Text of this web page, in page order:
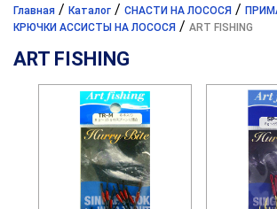
Главная / Каталог / СНАСТИ НА ЛОСОСЯ /
КРЮЧКИ АССИСТЫ НА ЛОСОСЯ / ART FISHING
ART FISHING